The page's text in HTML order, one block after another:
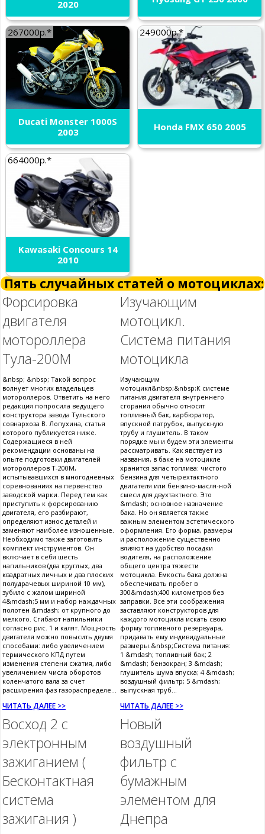
2020
267000р.*
Ducati Monster 1000S
2003
249000р.*
Honda FMX 650 2005
664000р.*
Kawasaki Concours 14
2010
Пять случайных статей о мотоциклах:
Форсировка
двигателя
мотороллера
Тула-200М
&nbsp; &nbsp; Такой вопрос
волнует многих владельцев
мотороллеров. Ответить на него
редакция попросила ведущего
конструктора завода Тульского
совнархоза В. Лопухина, статья
которого публикуется ниже.
Содержащиеся в ней
рекомендации основаны на
опыте подготовки двигателей
мотороллеров Т-200М,
испытывавшихся в многодневных
соревнованиях на первенство
заводской марки. Перед тем как
приступить к форсированию
двигателя, его разбирают,
определяют износ деталей и
заменяют наиболее изношенные.
Необходимо также заготовить
комплект инструментов. Он
включает в себя шесть
напильников (два круглых, два
квадратных личных и два плоских
полудрачевых шириной 10 мм),
зубило с жалом шириной
4&mdash;5 мм и набор наждачных
полотен &mdash; от крупного до
мелкого. Сгибают напильники
согласно рис. 1 и калят. Мощность
двигателя можно повысить двумя
способами: либо увеличением
термического КПД путем
изменения степени сжатия, либо
увеличением числа оборотов
коленчатого вала за счет
расширения фаз газораспределе...
ЧИТАТЬ ДАЛЕЕ >>
Изучающим
мотоцикл.
Система питания
мотоцикла
Изучающим
мотоцикл&nbsp;&nbsp;К системе
питания двигателя внутреннего
сгорания обычно относят
топливный бак, карбюратор,
впускной патрубок, выпускную
трубу и глушитель. В таком
порядке мы и будем эти элементы
рассматривать. Как явствует из
названия, в баке на мотоцикле
хранится запас топлива: чистого
бензина для четырехтактного
двигателя или бензино-масля-ной
смеси для двухтактного. Это
&mdash; основное назначение
бака. Но он является также
важным элементом эстетического
оформления. Его форма, размеры
и расположение существенно
влияют на удобство посадки
водителя, на расположение
общего центра тяжести
мотоцикла. Емкость бака должна
обеспечивать пробег в
300&mdash;400 километров без
заправки. Все эти соображения
заставляют конструкторов для
каждого мотоцикла искать свою
форму топливного резервуара,
придавать ему индивидуальные
размеры.&nbsp;Система питания:
1 &mdash; топливный бак; 2
&mdash; бензокран; 3 &mdash;
глушитель шума впуска; 4 &mdash;
воздушный фильтр; 5 &mdash;
выпускная труб...
ЧИТАТЬ ДАЛЕЕ >>
Восход 2 с
электронным
зажиганием (
Бесконтактная
система
зажигания )
Новый
воздушный
фильтр с
бумажным
элементом для
Днепра